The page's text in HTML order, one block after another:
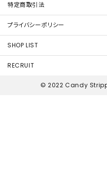
特定商取引法
プライバシーポリシー
SHOP LIST
RECRUIT
© 2022 Candy